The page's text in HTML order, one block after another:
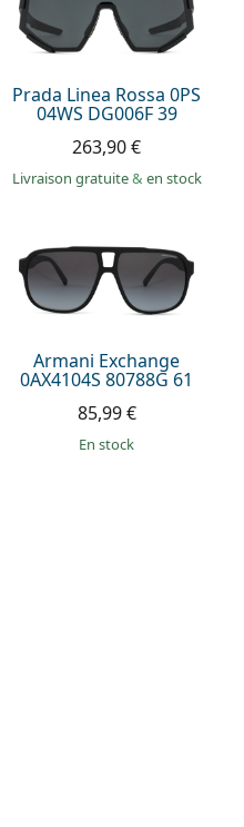
Prada Linea Rossa 0PS
04WS DG006F 39
263,90 €
Livraison gratuite& en stock
Armani Exchange
0AX4104S 80788G 61
85,99 €
en stock